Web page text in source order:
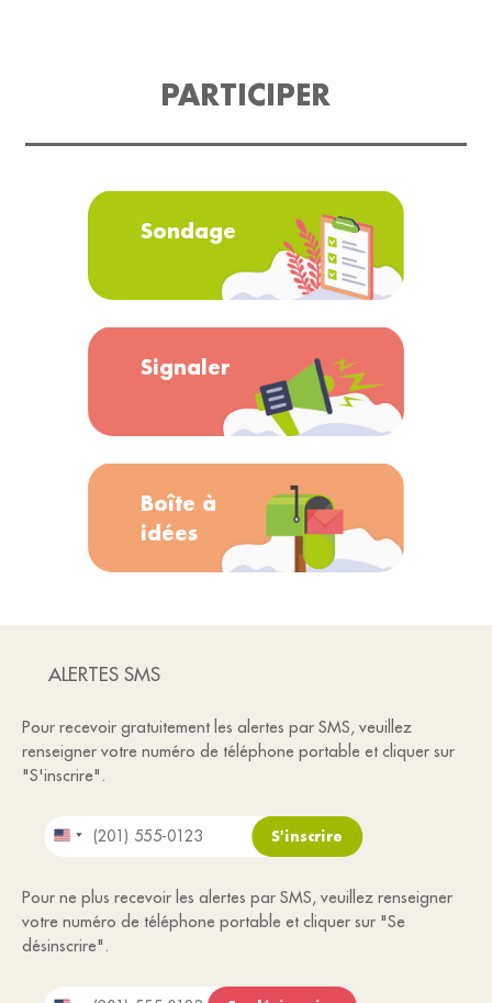
PARTICIPER
Sondage
Signaler
Boîte à
idées
ALERTES SMS
Pour recevoir gratuitement les alertes par SMS, veuillez
renseigner votre numéro de téléphone portable et cliquer sur
"S'inscrire".
Pour ne plus recevoir les alertes par SMS, veuillez renseigner
votre numéro de téléphone portable et cliquer sur "Se
désinscrire".